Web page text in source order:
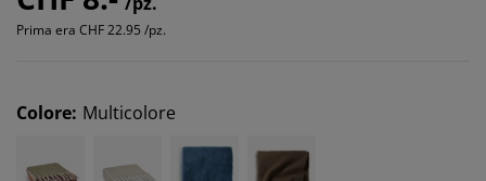
Prima era CHF 22.95 /pz.
Colore: Multicolore